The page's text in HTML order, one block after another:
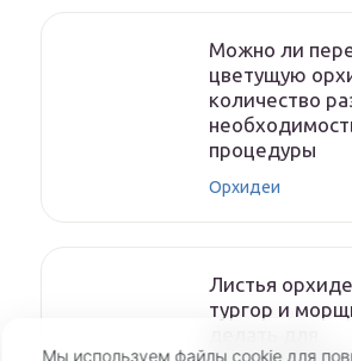
Можно ли
цветущую
количество
процедуры
Орхидеи
Листья
тургор и
Мы используем файлы cookie для